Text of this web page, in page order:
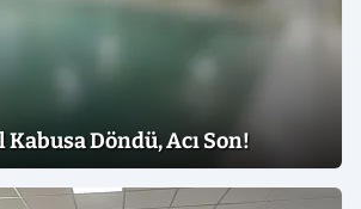
Döndü, Acı Son!